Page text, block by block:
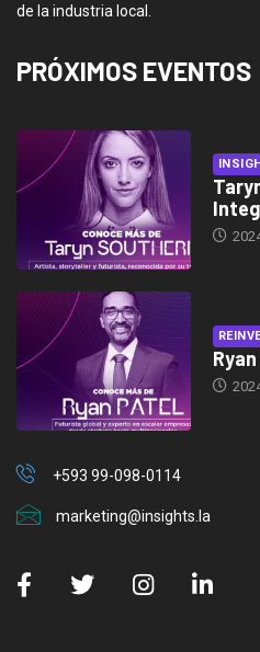
de la industria local.
PRÓXIMOS EVENTOS
+593 99-098-0114
marketing@insights.la